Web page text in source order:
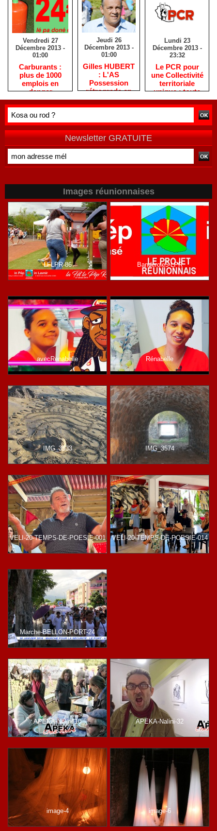
Vendredi 27
Décembre 2013 -
01:00
Carburants :
plus de 1000
emplois en
danger
Jeudi 26
Décembre 2013 -
01:00
Gilles HUBERT
: L'AS
Possession
rétrograde en
deuxième
division
Lundi 23
Décembre 2013 -
23:32
Le PCR pour
une Collectivité
territoriale
unique : toute
autre prise de
position ne peut
qu'individuelle
Newsletter GRATUITE
Images réunionnaises
LFLPR-86 Banderole5-LPR
avecRenabelle Rénabelle
IMG_3533 IMG_3574
VELI-20-TEMPS-DE-POESIE-001 VELI-20-TEMPS-DE-POESIE-014
Marche-BELLON-PORT-24
APEKA-Nalini-10 APEKA-Nalini-32
image-4 image-6